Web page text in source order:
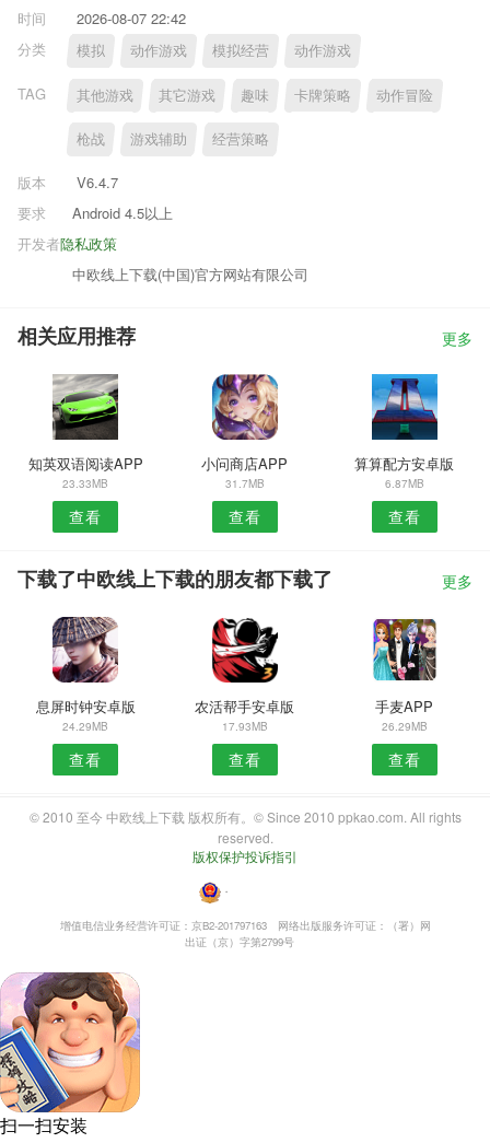
时间
2026-08-07 22:42
分类
模拟 动作游戏 模拟经营 动作游戏
TAG 其他游戏 其它游戏 趣味 卡牌策略 动作冒险
枪战 游戏辅助 经营策略
版本
V6.4.7
要求
Android 4.5以上
隐私政策
开发者
中欧线上下载(中国)官方网站有限公司
相关应用推荐 更多
知英双语阅读APP
23.33MB
查看
小问商店APP
31.7MB
查看
算算配方安卓版
6.87MB
查看
下载了中欧线上下载的朋友都下载了 更多
息屏时钟安卓版
24.29MB
查看
农活帮手安卓版
17.93MB
查看
手麦APP
26.29MB
查看
© 2010 至今 中欧线上下载 版权所有。© Since 2010 ppkao.com. All rights
reserved.
版权保护投诉指引
・
增值电信业务经营许可证：京B2-201797163
网络出版服务许可证：（署）网
出证（京）字第2799号
扫一扫安装